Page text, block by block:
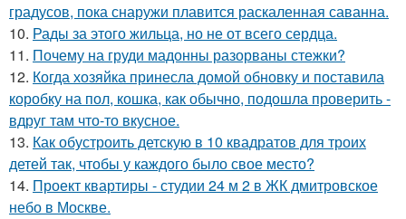
градусов, пока снаружи плавится раскаленная саванна.
10. Рады за этого жильца, но не от всего сердца.
11. Почему на груди мадонны разорваны стежки?
12. Когда хозяйка принесла домой обновку и поставила
коробку на пол, кошка, как обычно, подошла проверить -
вдруг там что-то вкусное.
13. Как обустроить детскую в 10 квадратов для троих
детей так, чтобы у каждого было свое место?
14. Проект квартиры - студии 24 м 2 в ЖК дмитровское
небо в Москве.